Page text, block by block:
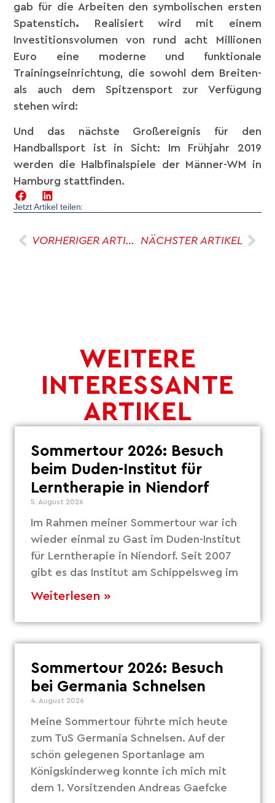
gab für die Arbeiten den symbolischen ersten
Spatenstich. Realisiert wird mit einem
Investitionsvolumen von rund acht Millionen
Euro eine moderne und funktionale
Trainingseinrichtung, die sowohl dem Breiten-
als auch dem Spitzensport zur Verfügung
stehen wird:
Und das nächste Großereignis für den
Handballsport ist in Sicht: Im Frühjahr 2019
werden die Halbfinalspiele der Männer-WM in
Hamburg stattfinden.
Jetzt Artikel teilen:
VORHERIGER ARTIKEL NÄCHSTER ARTIKEL
WEITERE
INTERESSANTE
ARTIKEL
Sommertour 2026: Besuch
beim Duden-Institut für
Lerntherapie in Niendorf
5. August 2026
Im Rahmen meiner Sommertour war ich
wieder einmal zu Gast im Duden-Institut
für Lerntherapie in Niendorf. Seit 2007
gibt es das Institut am Schippelsweg im
Weiterlesen »
Sommertour 2026: Besuch
bei Germania Schnelsen
4. August 2026
Meine Sommertour führte mich heute
zum TuS Germania Schnelsen. Auf der
schön gelegenen Sportanlage am
Königskinderweg konnte ich mich mit
dem 1. Vorsitzenden Andreas Gaefcke